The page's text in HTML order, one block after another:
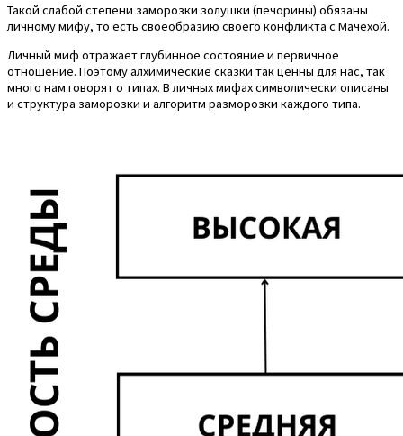
Такой слабой степени заморозки золушки (печорины) обязаны
личному мифу, то есть своеобразию своего конфликта с Мачехой.
Личный миф отражает глубинное состояние и первичное
отношение. Поэтому алхимические сказки так ценны для нас, так
много нам говорят о типах. В личных мифах символически описаны
и структура заморозки и алгоритм разморозки каждого типа.